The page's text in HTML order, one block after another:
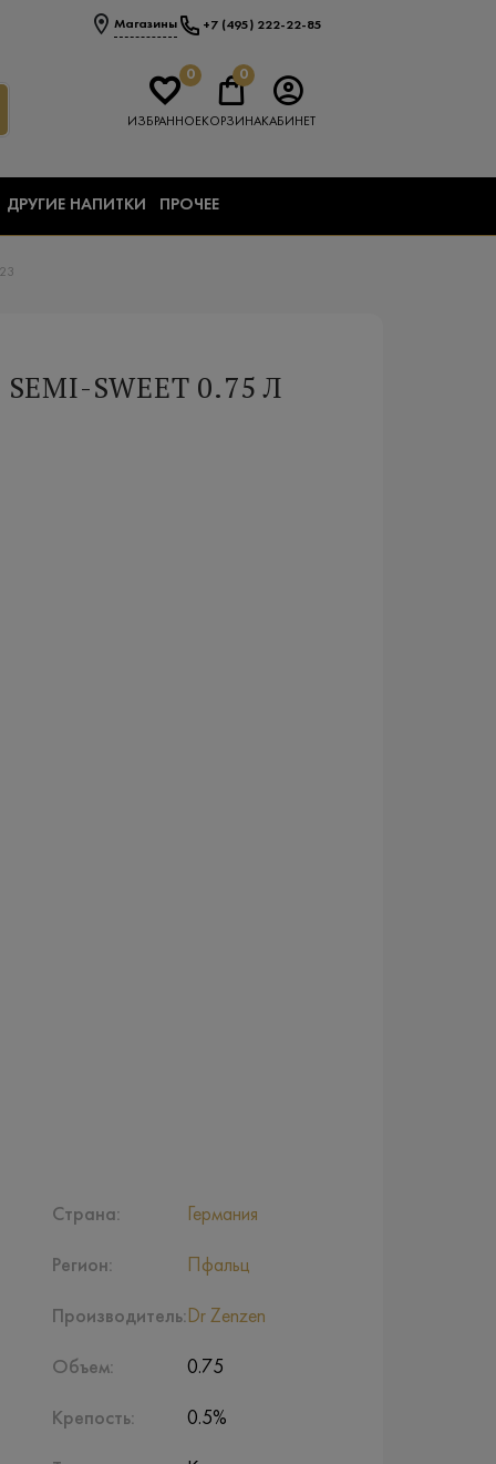
Магазины +7 (495) 222-22-85
0
ИЗБРАННОЕ
0
КОРЗИНАКАБИНЕТ
ДРУГИЕ НАПИТКИ ПРОЧЕЕ
SWEET 0.75 Л
Страна:
Регион:
Производитель:
Объем:
Крепость:
Германия
Пфальц
Dr Zenzen
0.75
0.5%